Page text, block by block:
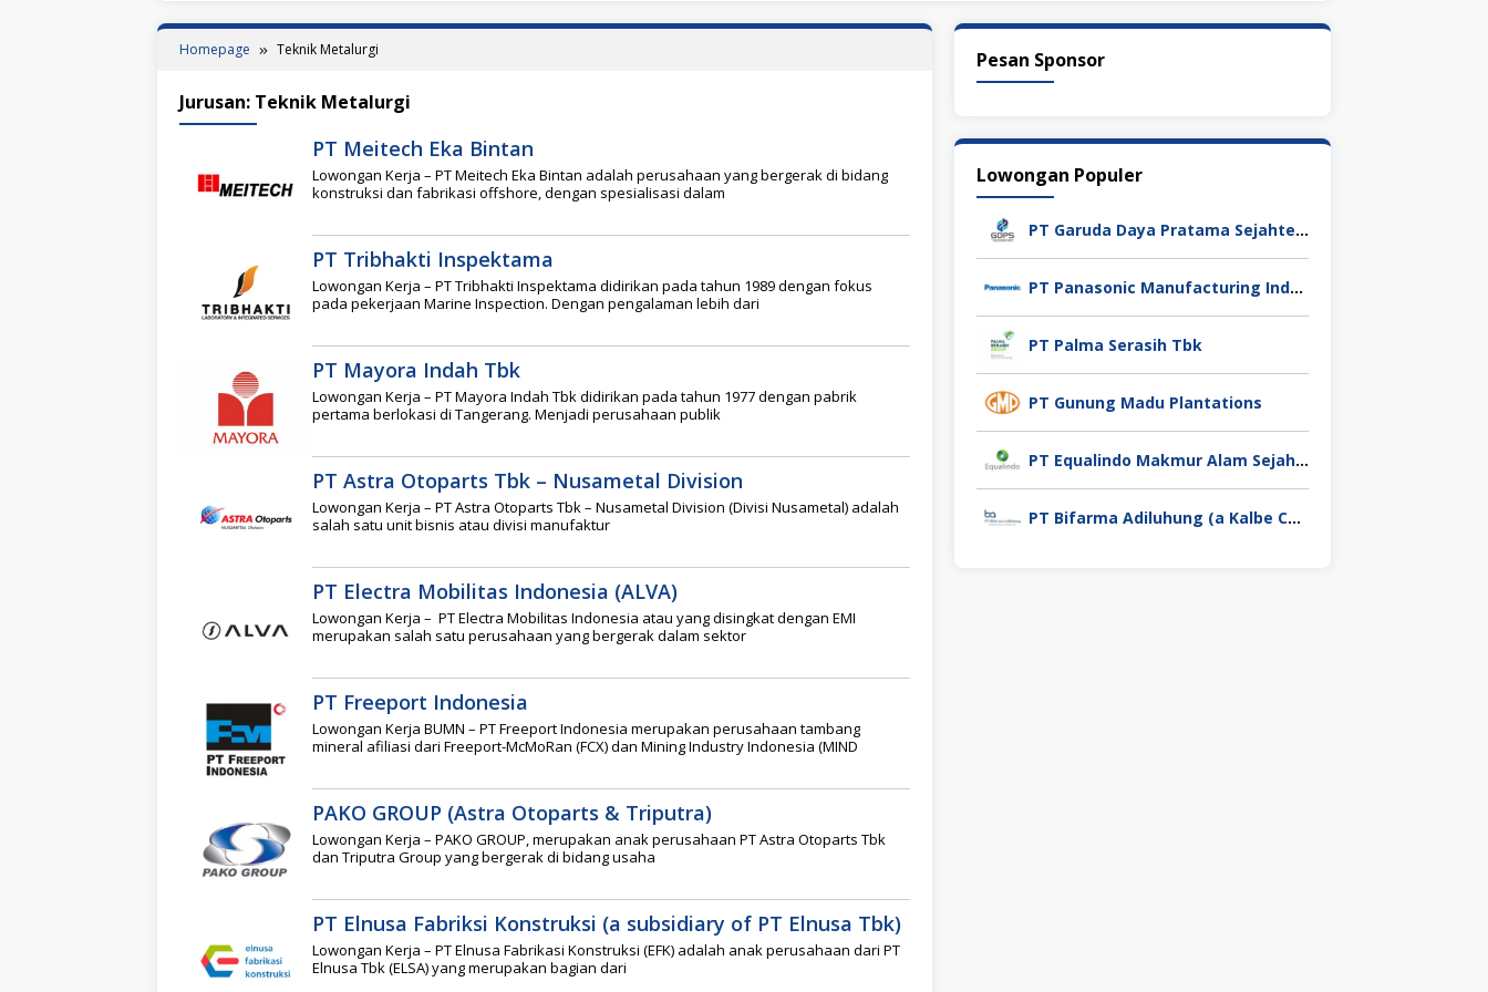
Homepage Teknik Metalurgi
Jurusan: Teknik Metalurgi
PT Meitech Eka Bintan
Lowongan Kerja – PT Meitech Eka Bintan adalah perusahaan yang bergerak di bidang
konstruksi dan fabrikasi offshore, dengan spesialisasi dalam
PT Tribhakti Inspektama
Lowongan Kerja – PT Tribhakti Inspektama didirikan pada tahun 1989 dengan fokus
pada pekerjaan Marine Inspection. Dengan pengalaman lebih dari
PT Mayora Indah Tbk
Lowongan Kerja – PT Mayora Indah Tbk didirikan pada tahun 1977 dengan pabrik
pertama berlokasi di Tangerang. Menjadi perusahaan publik
PT Astra Otoparts Tbk – Nusametal Division
Lowongan Kerja – PT Astra Otoparts Tbk – Nusametal Division (Divisi Nusametal) adalah
salah satu unit bisnis atau divisi manufaktur
PT Electra Mobilitas Indonesia (ALVA)
Lowongan Kerja – PT Electra Mobilitas Indonesia atau yang disingkat dengan EMI
merupakan salah satu perusahaan yang bergerak dalam sektor
PT Freeport Indonesia
Lowongan Kerja BUMN – PT Freeport Indonesia merupakan perusahaan tambang
mineral afiliasi dari Freeport-McMoRan (FCX) dan Mining Industry Indonesia (MIND
PAKO GROUP (Astra Otoparts & Triputra)
Lowongan Kerja – PAKO GROUP, merupakan anak perusahaan PT Astra Otoparts Tbk
dan Triputra Group yang bergerak di bidang usaha
PT Elnusa Fabriksi Konstruksi (a subsidiary of PT Elnusa Tbk)
Lowongan Kerja – PT Elnusa Fabrikasi Konstruksi (EFK) adalah anak perusahaan dari PT
Elnusa Tbk (ELSA) yang merupakan bagian dari
Pesan Sponsor
Lowongan Populer
PT Garuda Daya Pratama Sejahtera
PT Panasonic Manufacturing Indonesia
PT Palma Serasih Tbk
PT Gunung Madu Plantations
PT Equalindo Makmur Alam Sejahtera (Equalindo Group)
PT Bifarma Adiluhung (a Kalbe Company)